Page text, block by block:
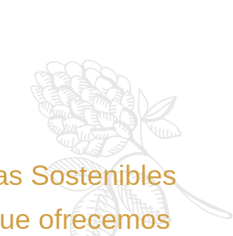
Sostenibles
ofrecemos